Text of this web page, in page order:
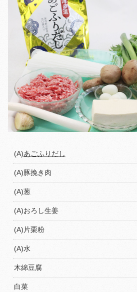
(A)あごふりだし
(A)豚挽き肉
(A)葱
(A)おろし生姜
(A)片栗粉
(A)水
木綿豆腐
白菜